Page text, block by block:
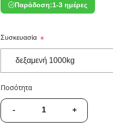
Παράδοση:1-3 ημέρες
Συσκευασία *
Ποσότητα